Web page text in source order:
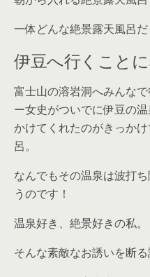
一体どんな絶景露天風呂
伊豆へ行くこと
富士山の溶岩洞へみんな
ー女史がついでに伊豆の
かけてくれたのがきっか
呂。
なんでもその温泉は波打
うのです！
温泉好き、絶景好きの私。
そんな素敵なお誘いを断る